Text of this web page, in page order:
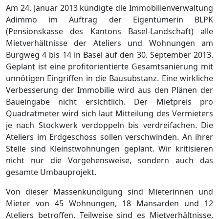
Am 24. Januar 2013 kündigte die Immobilienverwaltung
Adimmo im Auftrag der Eigentümerin BLPK
(Pensionskasse des Kantons Basel-Landschaft) alle
Mietverhältnisse der Ateliers und Wohnungen am
Burgweg 4 bis 14 in Basel auf den 30. September 2013.
Geplant ist eine profitorientierte Gesamtsanierung mit
unnötigen Eingriffen in die Bausubstanz. Eine wirkliche
Verbesserung der Immobilie wird aus den Plänen der
Baueingabe nicht ersichtlich. Der Mietpreis pro
Quadratmeter wird sich laut Mitteilung des Vermieters
je nach Stockwerk verdoppeln bis verdreifachen. Die
Ateliers im Erdgeschoss sollen verschwinden. An ihrer
Stelle sind Kleinstwohnungen geplant. Wir kritisieren
nicht nur die Vorgehensweise, sondern auch das
gesamte Umbauprojekt.
Von dieser Massenkündigung sind Mieterinnen und
Mieter von 45 Wohnungen, 18 Mansarden und 12
Ateliers betroffen. Teilweise sind es Mietverhältnisse,